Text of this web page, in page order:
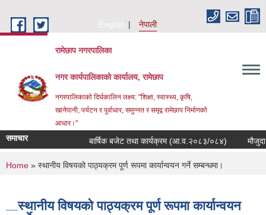
English
नेपाली
रामेछाप नगरपालिका
नगर कार्यपालिकाको कार्यालय, रामेछाप
नगरपालिकाको दिर्घकालिन लक्ष्य: "शिक्षा, स्वास्थ्य, कृषि,
खानेपानी, पर्यटन र पुर्वाधार, समुन्नत र समृद्व रामेछाप निर्माणको
आधार।"
समाचार बार्षिक बजेट तथा कार्यक्रम (आ.व.२०८३/०८४) मौजुदा सूची
You are here
Home » स्थानीय विषयको पाठ्यक्रम पूर्ण रूपमा कार्यान्वयन गर्ने सम्बन्धमा।
स्थानीय विषयको पाठ्यक्रम पूर्ण रूपमा कार्यान्वयन